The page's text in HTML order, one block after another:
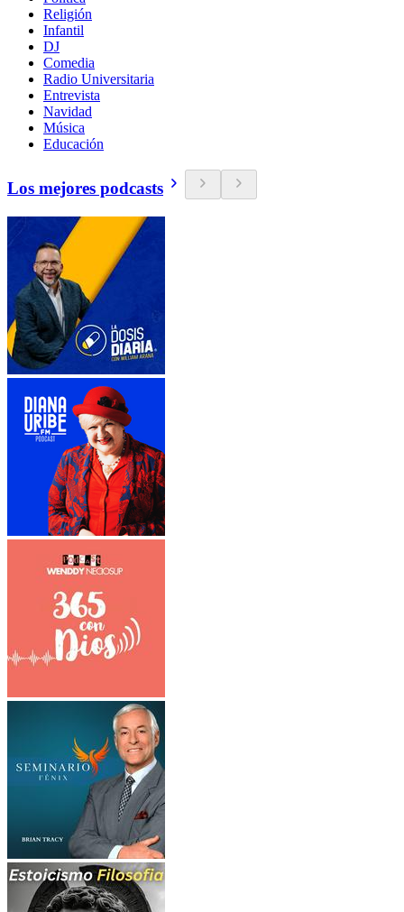
Religión
Infantil
DJ
Comedia
Radio Universitaria
Entrevista
Navidad
Música
Educación
Los mejores podcasts